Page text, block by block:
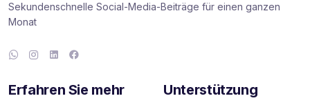
Sekundenschnelle Social-Media-Beiträge für einen ganzen
Monat
Erfahren Sie mehr Unterstützung